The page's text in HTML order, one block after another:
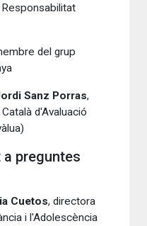
del grup
Sanz Porras,
d'Avaluació
a preguntes
Cuetos, directora
i l'Adolescència